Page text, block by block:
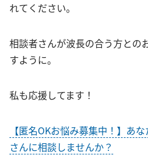
れてください。
相談者さんが波長の合う方との
すように。
私も応援してます！
【匿名OKお悩み募集中！】あ
さんに相談しませんか？